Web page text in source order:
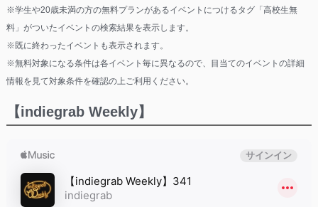
※学生や20歳未満の方の無料プランがあるイベントにつけるタグ「高校生無
料」がついたイベントの検索結果を表示します。
※既に終わったイベントも表示されます。
※無料対象になる条件は各イベント毎に異なるので、目当てのイベントの詳細
情報を見て対象条件を確認の上ご利用ください。
【indiegrab Weekly】